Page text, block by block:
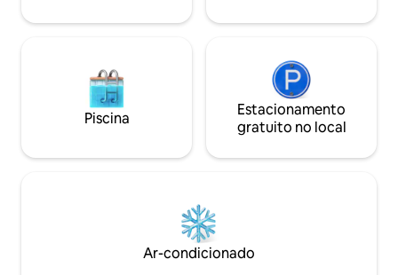
Piscina
Estacionamento
gratuito no local
Ar-condicionado